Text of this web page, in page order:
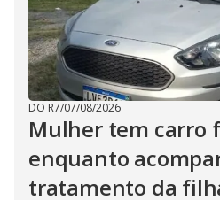
DO R7/07/08/2026
Mulher tem carro
enquanto
tratamento da